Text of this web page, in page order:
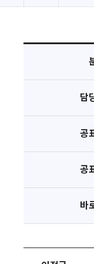
담
공
공
바